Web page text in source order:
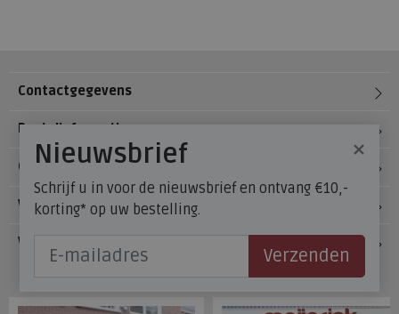
Contactgegevens
Bestelinformatie
Over Meijerink Schoenen
Voetzorg
Veelgestelde vragen
×
Nieuwsbrief
Schrijf u in voor de nieuwsbrief en ontvang €10,-
korting* op uw bestelling.
Verzenden